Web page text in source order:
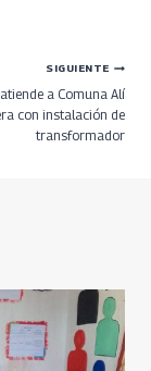
SIGUIENTE
a Comuna Alí
con instalación de
transformador